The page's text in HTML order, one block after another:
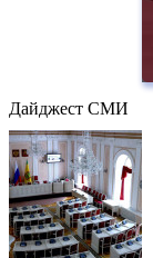
Дайджест СМИ